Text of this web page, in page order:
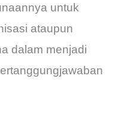
untuk
ataupun
dalam menjadi